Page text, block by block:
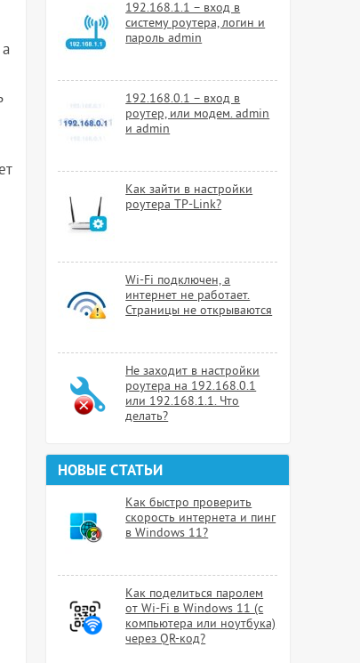
192.168.1.1 – вход в
систему роутера, логин и
пароль admin
192.168.0.1 – вход в
роутер, или модем. admin
и admin
Как зайти в настройки
роутера TP-Link?
Wi-Fi подключен, а
интернет не работает.
Страницы не открываются
Не заходит в настройки
роутера на 192.168.0.1
или 192.168.1.1. Что
делать?
НОВЫЕ СТАТЬИ
Как быстро проверить
скорость интернета и пинг
в Windows 11?
Как поделиться паролем
от Wi-Fi в Windows 11 (с
компьютера или ноутбука)
через QR-код?